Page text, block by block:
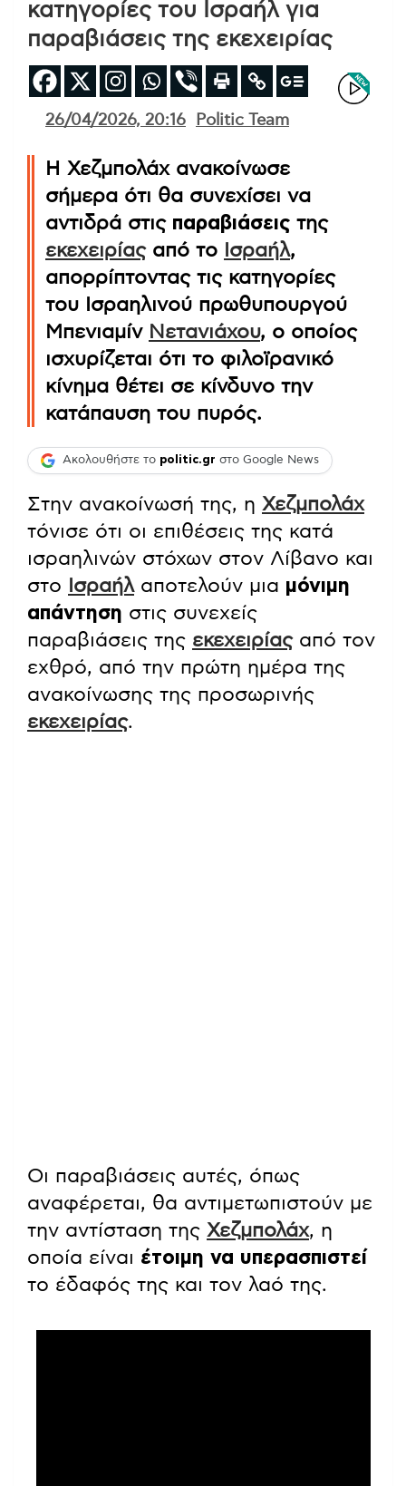
κατηγορίες του Ισραήλ για
παραβιάσεις της εκεχειρίας
26/04/2026, 20:16 Politic Team
Η Χεζμπολάχ ανακοίνωσε
σήμερα ότι θα συνεχίσει να
αντιδρά στις παραβιάσεις της
εκεχειρίαςαπό το Ισραήλ,
απορρίπτοντας τις κατηγορίες
του Ισραηλινού πρωθυπουργού
Μπενιαμίν Νετανιάχου, ο οποίος
ισχυρίζεται ότι το φιλοϊρανικό
κίνημα θέτει σε κίνδυνο την
κατάπαυση του πυρός.
Ακολουθήστε το politic.gr στο Google News
Στην ανακοίνωσή της, η Χεζμπολάχ
τόνισε ότι οι επιθέσεις της κατά
ισραηλινών στόχων στον Λίβανο και
στο
Ισραήλαποτελούν μια μόνιμη
απάντηση στις συνεχείς
παραβιάσεις της εκεχειρίαςαπό τον
εχθρό, από την πρώτη ημέρα της
ανακοίνωσης της προσωρινής
εκεχειρίας.
Οι παραβιάσεις αυτές, όπως
αναφέρεται, θα αντιμετωπιστούν με
την αντίσταση της Χεζμπολάχ, η
οποία είναι έτοιμη να υπερασπιστεί
το έδαφός της και τον λαό της.